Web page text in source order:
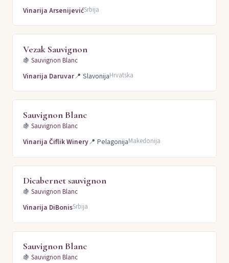
Vinarija ArsenijevićSrbija
Vezak Sauvignon
🍇 Sauvignon Blanc
Vinarija Daruvar📍 SlavonijaHrvatska
Sauvignon Blanc
🍇 Sauvignon Blanc
Vinarija Čiflik Winery📍 PelagonijaMakedonija
Dicabernet sauvignon
🍇 Sauvignon Blanc
Vinarija DiBonisSrbija
Sauvignon Blanc
🍇 Sauvignon Blanc